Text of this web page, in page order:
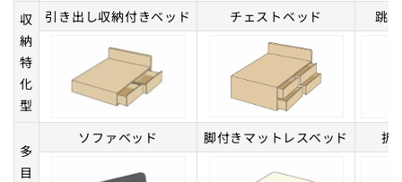
収
納
特
化
型
引き出し収納付きベッド チェストベッド 跳
多
目
ソファベッド 脚付きマットレスベッド 折